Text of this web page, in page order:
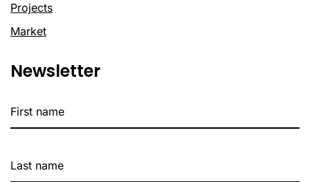
Projects
Market
Newsletter